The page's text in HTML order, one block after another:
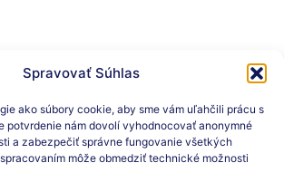
Spravovať Súhlas
ako súbory cookie, aby sme vám uľahčili prácu s
potvrdenie nám dovolí vyhodnocovať anonymné
a zabezpečiť správne fungovanie všetkých
môže obmedziť technické možnosti
na odber nášho